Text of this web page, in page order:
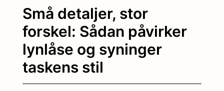
Små detaljer, stor
forskel: Sådan påvirker
lynlåse og syninger
taskens stil